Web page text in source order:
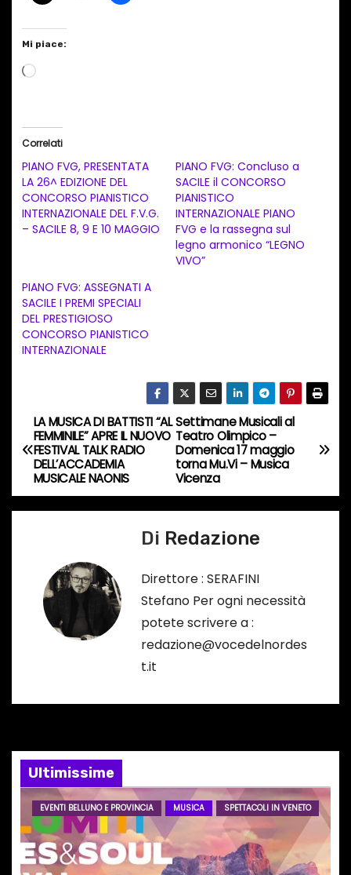
Mi piace:
C
a
m
e
o
i
n
c
s
o
…
Correlati
PIANO FVG, PRESENTATA
LA 26^ EDIZIONE DEL
CONCORSO PIANISTICO
INTERNAZIONALE DEL F.V.G.
– SACILE 8, 9 E 10 MAGGIO
PIANO FVG: Concluso a
SACILE il CONCORSO
PIANISTICO
INTERNAZIONALE PIANO
FVG e la rassegna sul
legno armonico “LEGNO
VIVO”
PIANO FVG: ASSEGNATI A
SACILE I PREMI SPECIALI
DEL PRESTIGIOSO
CONCORSO PIANISTICO
INTERNAZIONALE
N
a
v
e
a
r
t
Settimane Musicali al
Teatro Olimpico –
Domenica 17 maggio
torna Mu.Vi – Musica
Vicenza
LA MUSICA DI BATTISTI “AL
FEMMINILE” APRE IL NUOVO
FESTIVAL TALK RADIO
DELL’ACCADEMIA
MUSICALE NAONIS
Di Redazione
Direttore : SERAFINI
Stefano Per ogni necessità
potete scrivere a :
redazione@vocedelnordes
t.it
Ultimissime
EVENTI BELLUNO E PROVINCIA MUSICA SPETTACOLI IN VENETO